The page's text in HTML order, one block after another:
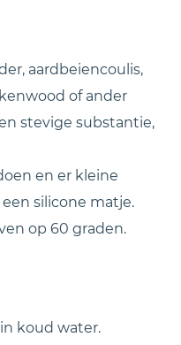
aardbeiencoulis,
of ander
stevige substantie,
en er kleine
silicone matje.
op 60 graden.
koud water.